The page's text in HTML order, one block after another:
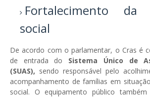
Fortalecimento da
social
De acordo com o parlamentar, o Cras é
de entrada do Sistema Único de
(SUAS), sendo responsável pelo
acompanhamento de famílias em
social. O equipamento público também